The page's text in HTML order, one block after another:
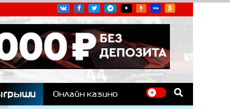
гоночных серий
Онлайн казино